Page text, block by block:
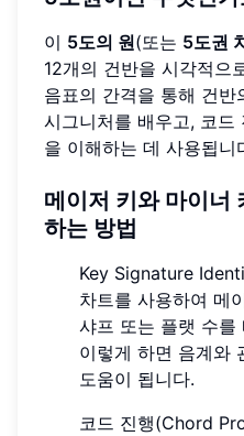
이 5도의 원(또는 5도권
12개의 건반을 시각적으
음표의 간격을 통해 건반
시그니처를 배우고, 코드
을 이해하는 데 사용됩니
메이저 키와 마이너
하는 방법
Key Signature
차트를 사용하여 메
샤프 또는 플랫 수를
이렇게 하면 음계와
도움이 됩니다.
코드 진행(Chord